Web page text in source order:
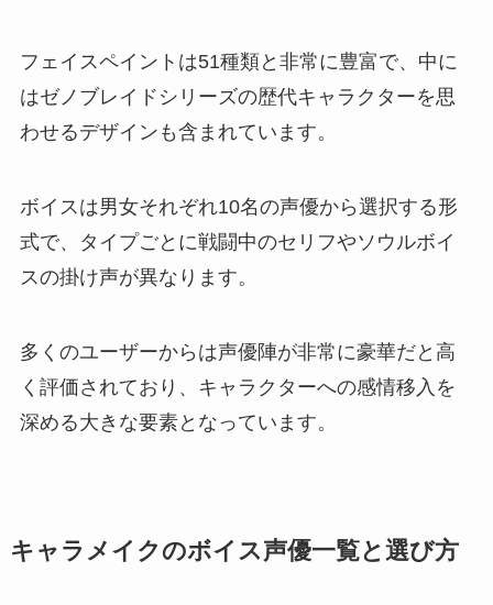
フェイスペイントは51種類と非常に豊富で、中に
はゼノブレイドシリーズの歴代キャラクターを思
わせるデザインも含まれています。
ボイスは男女それぞれ10名の声優から選択する形
式で、タイプごとに戦闘中のセリフやソウルボイ
スの掛け声が異なります。
多くのユーザーからは声優陣が非常に豪華だと高
く評価されており、キャラクターへの感情移入を
深める大きな要素となっています。
キャラメイクのボイス声優一覧と選び方